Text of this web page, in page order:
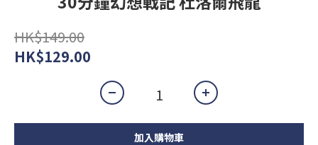
HK$149.00
HK$129.00
加入購物車